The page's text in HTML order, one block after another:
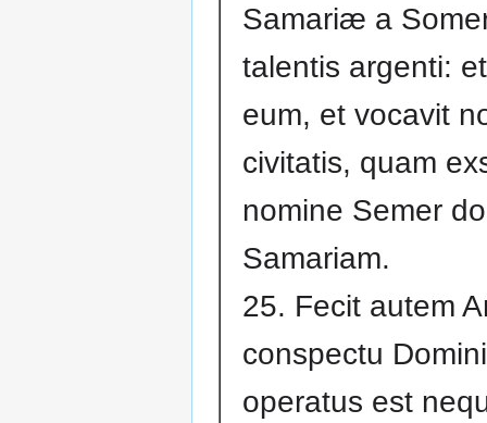
Samariæ a
talentis argenti:
eum, et vocavit
civitatis, quam
nomine Semer
Samariam.
25. Fecit autem
conspectu
operatus est